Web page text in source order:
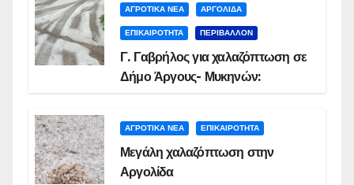
ΑΓΡΟΤΙΚΑ ΝΕΑ ΑΡΓΟΛΙΔΑ
ΕΠΙΚΑΙΡΟΤΗΤΑ ΠΕΡΙΒΑΛΛΟΝ
Γ. Γαβρήλος για χαλαζόπτωση σε
Δήμο Άργους- Μυκηνών:
ΑΓΡΟΤΙΚΑ ΝΕΑ ΕΠΙΚΑΙΡΟΤΗΤΑ
Μεγάλη χαλαζόπτωση στην
Αργολίδα